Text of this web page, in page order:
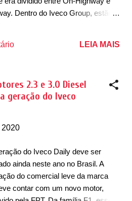
h em 2,7 segundos e atinja a
FPT Industrial possui um
Dentro do Iveco Group, estão
produz motores e
nacional, para exércitos), Astra
pela produção de veículos de
pela produção de
(braço financeiro da Iveco),
dois grupos. Estando em uma
a Iveco possui um
muito grande dentro do grupo,
levando seu nome. A fusão entre
LEIA MAIS
2.3 e 3.0 Diesel
geração do Iveco
2020
do Iveco Daily deve ser
ainda neste ano no Brasil. A
do comercial leve da marca
contar com um novo motor,